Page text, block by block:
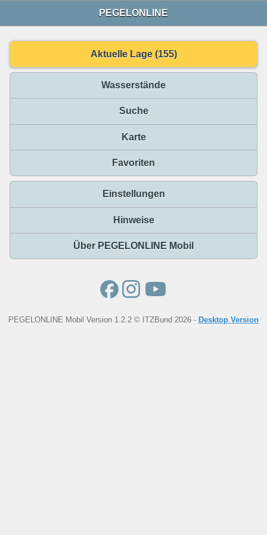
PEGELONLINE
Aktuelle Lage (155)
Wasserstände
Suche
Karte
Favoriten
Einstellungen
Hinweise
Über PEGELONLINE Mobil
PEGELONLINE Mobil Version 1.2.2 © ITZBund 2026 - Desktop Version